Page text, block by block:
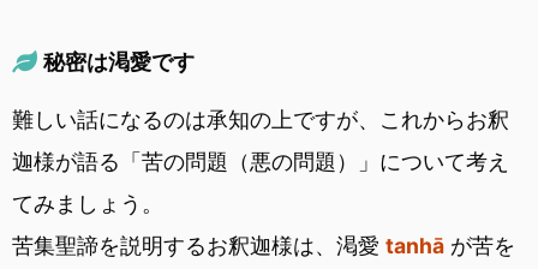
秘密は渇愛です
難しい話になるのは承知の上ですが、これからお釈
迦様が語る「苦の問題（悪の問題）」について考え
てみましょう。
苦集聖諦を説明するお釈迦様は、渇愛 tanhā が苦を